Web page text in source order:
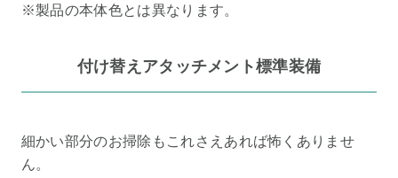
※製品の本体色とは異なります。
付け替えアタッチメント標準装備
細かい部分のお掃除もこれさえあれば怖くありませ
ん。